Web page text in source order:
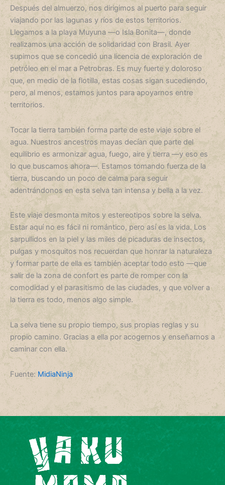
Después del almuerzo, nos dirigimos al puerto para seguir
viajando por las lagunas y ríos de estos territorios.
Llegamos a la playa Muyuna —o Isla Bonita—, donde
realizamos una acción de solidaridad con Brasil. Ayer
supimos que se concedió una licencia de exploración de
petróleo en el mar a Petrobras. Es muy fuerte y doloroso
que, en medio de la flotilla, estas cosas sigan sucediendo,
pero, al menos, estamos juntos para apoyarnos entre
territorios.
Tocar la tierra también forma parte de este viaje sobre el
agua. Nuestros ancestros mayas decían que parte del
equilibrio es armonizar agua, fuego, aire y tierra —y eso es
lo que buscamos ahora—. Estamos tomando fuerza de la
tierra, buscando un poco de calma para seguir
adentrándonos en esta selva tan intensa y bella a la vez.
Este viaje desmonta mitos y estereotipos sobre la selva.
Estar aquí no es fácil ni romántico, pero así es la vida. Los
sarpullidos en la piel y las miles de picaduras de insectos,
pulgas y mosquitos nos recuerdan que honrar la naturaleza
y formar parte de ella es también aceptar todo esto —que
salir de la zona de confort es parte de romper con la
comodidad y el parasitismo de las ciudades, y que volver a
la tierra es todo, menos algo simple.
La selva tiene su propio tiempo, sus propias reglas y su
propio camino. Gracias a ella por acogernos y enseñarnos a
caminar con ella.
Fuente: MidiaNinja